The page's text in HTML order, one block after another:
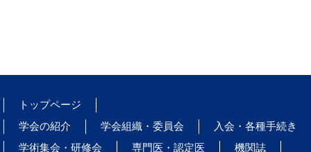
トップページ
学会の紹介
学会組織・委員会
入会・各種手続き
学術集会・研修会
専門医・認定医 機関誌